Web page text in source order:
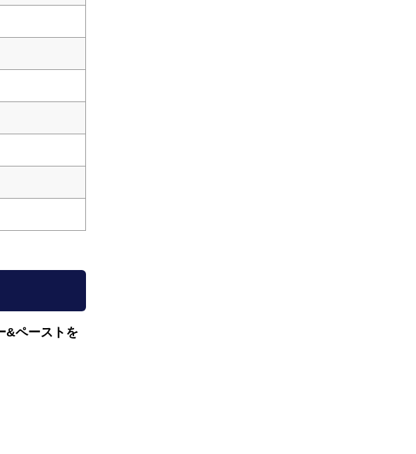
&ペーストを